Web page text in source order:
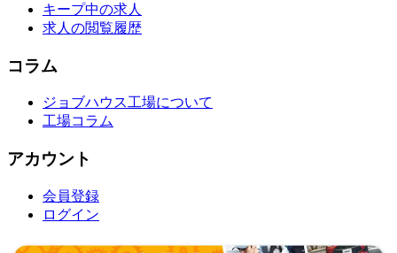
キープ中の求人
求人の閲覧履歴
コラム
ジョブハウス工場について
工場コラム
アカウント
会員登録
ログイン